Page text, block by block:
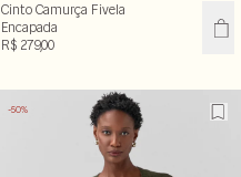
Cinto Camurça Fivela
Encapada
R$ 279,00
-50%